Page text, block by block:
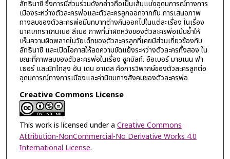
ลัทธินาซี ซึ่งการมีส่วนร่วมดังกล่าวถือเป็นเส้นแบ่งอุดมการณ์ทางการ
เมืองระหว่างตัวละครพ่อและตัวละครลูกออกจากกัน การเสนอภาพ
ทางลบของตัวละครพ่อมีบทบาทต่างกันออกไปในแต่ละเรื่อง ในเรื่อง
นาคเกทราเกนเนอ ลีเบอ ภาพที่น่าผิดหวังของตัวละครพ่อเน้นย้ำให้
เห็นความผิดพลาดในวัยเด็กของตัวละครลูกที่เคยมีส่วนเกี่ยวข้องกับ
ลัทธินาซี และเปิดโอกาสให้ลดความขัดแย้งระหว่างตัวละครทั้งสอง ใน
ขณะที่ภาพลบของตัวละครพ่อในเรื่อง ซูคบิลท์. อือเบอร์ มายเนน ฟา
เธอร์ และมิทไทลุง อัน เดน อาเดล คือการวิพากษ์ของตัวละครลูกต่อ
อุดมการณ์ทางการเมืองและค่านิยมทางสังคมของตัวละครพ่อ
Creative Commons License
This work is licensed under a Creative Commons
Attribution-NonCommercial-No Derivative Works 4.0
International License.